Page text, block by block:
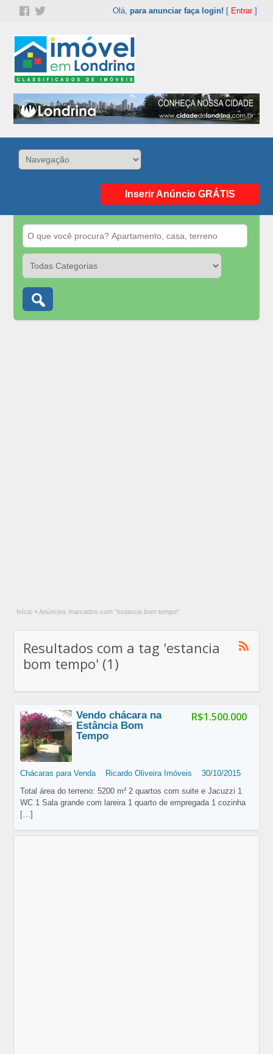
Olá, para anunciar faça login! [ Entrar]
Inserir Anúncio GRÁTIS
Início » Anúncios marcados com "estancia bom tempo"
Resultados com a tag 'estancia
bom tempo' (1)
R$1.500.000
Vendo chácara na
Estância Bom
Tempo
Chácaras para Venda Ricardo Oliveira Imóveis
30/10/2015
Total área do terreno: 5200 m² 2 quartos com suite e Jacuzzi 1
WC 1 Sala grande com lareira 1 quarto de empregada 1 cozinha
[…]